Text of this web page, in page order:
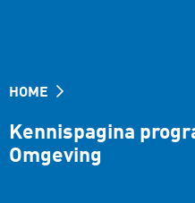
HOME
Kennispagina
Omgeving